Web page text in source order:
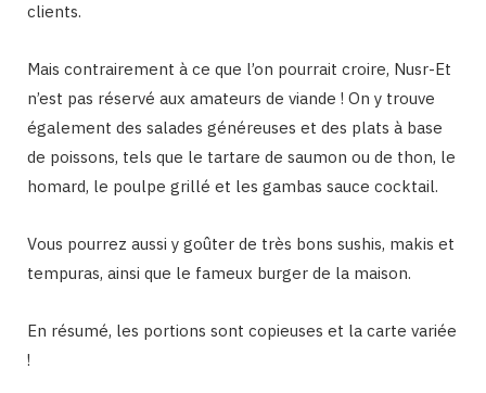
clients.
Mais contrairement à ce que l’on pourrait croire, Nusr-Et
n’est pas réservé aux amateurs de viande ! On y trouve
également des salades généreuses et des plats à base
de poissons, tels que le tartare de saumon ou de thon, le
homard, le poulpe grillé et les gambas sauce cocktail.
Vous pourrez aussi y goûter de très bons sushis, makis et
tempuras, ainsi que le fameux burger de la maison.
En résumé, les portions sont copieuses et la carte variée
!